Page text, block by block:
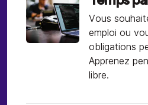
Vous
emploi ou
obligations
Apprenez
libre.